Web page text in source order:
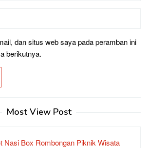
dan situs web saya pada peramban ini
berikutnya.
Most View Post
Nasi Box Rombongan Piknik Wisata